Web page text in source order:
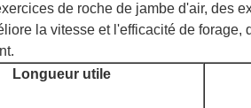
de roche de jambe d'air, des
la vitesse et l'efficacité de
Longueur utile